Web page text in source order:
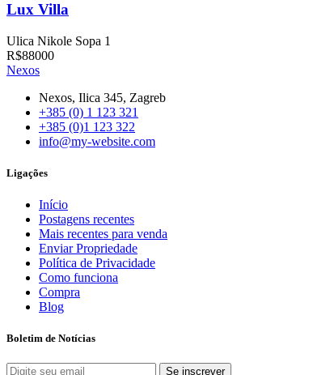
Lux Villa
Ulica Nikole Sopa 1
R$88000
Nexos
Nexos, Ilica 345, Zagreb
+385 (0) 1 123 321
+385 (0)1 123 322
info@my-website.com
Ligações
Início
Postagens recentes
Mais recentes para venda
Enviar Propriedade
Política de Privacidade
Como funciona
Compra
Blog
Boletim de Notícias
Se inscrever